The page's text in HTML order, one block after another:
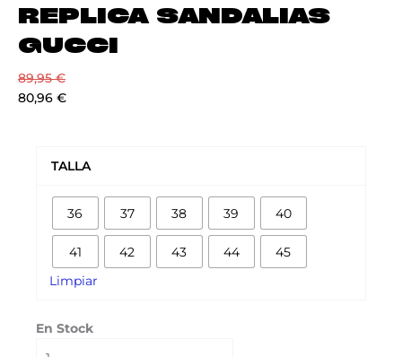
REPLICA SANDALIAS
GUCCI
89,95€
80,96 €
TALLA
36 37 38 39 40
41 42 43 44 45
Limpiar
En Stock
cantidad